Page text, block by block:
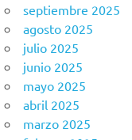
septiembre 2025
agosto 2025
julio 2025
junio 2025
mayo 2025
abril 2025
marzo 2025